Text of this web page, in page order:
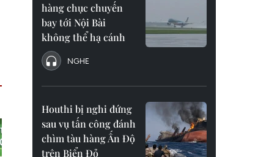
hàng chục chuyến
bay tới Nội Bài
không thể hạ cánh
NGHE
Houthi bị nghi đứng
sau vụ tấn công đánh
chìm tàu hàng Ấn Độ
trên Biển Đỏ